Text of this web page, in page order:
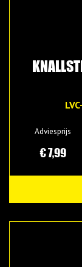
Adviesprijs
€ 7,99